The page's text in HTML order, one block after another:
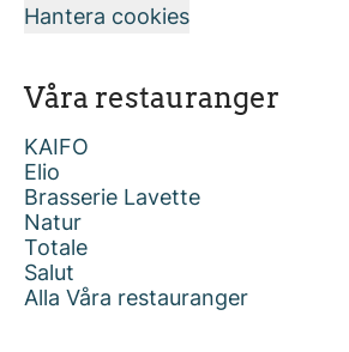
Hantera cookies
Våra restauranger
KAIFO
Elio
Brasserie Lavette
Natur
Totale
Salut
Alla Våra restauranger